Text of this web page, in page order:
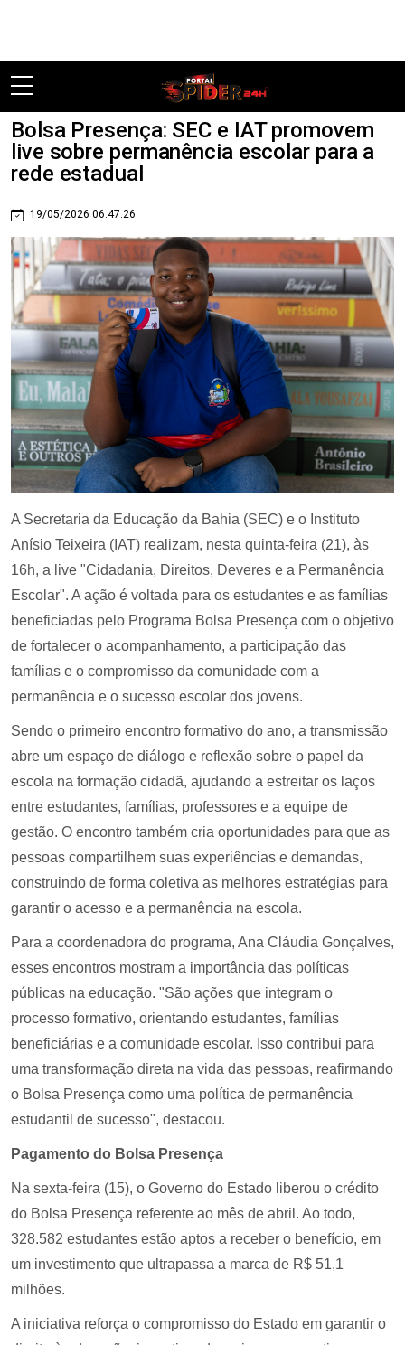
Bolsa Presença: SEC e IAT promovem
live sobre permanência escolar para a
rede estadual
19/05/2026 06:47:26
A Secretaria da Educação da Bahia (SEC) e o Instituto
Anísio Teixeira (IAT) realizam, nesta quinta-feira (21), às
16h, a live "Cidadania, Direitos, Deveres e a Permanência
Escolar". A ação é voltada para os estudantes e as famílias
beneficiadas pelo Programa Bolsa Presença com o objetivo
de fortalecer o acompanhamento, a participação das
famílias e o compromisso da comunidade com a
permanência e o sucesso escolar dos jovens.
Sendo o primeiro encontro formativo do ano, a transmissão
abre um espaço de diálogo e reflexão sobre o papel da
escola na formação cidadã, ajudando a estreitar os laços
entre estudantes, famílias, professores e a equipe de
gestão. O encontro também cria oportunidades para que as
pessoas compartilhem suas experiências e demandas,
construindo de forma coletiva as melhores estratégias para
garantir o acesso e a permanência na escola.
Para a coordenadora do programa, Ana Cláudia Gonçalves,
esses encontros mostram a importância das políticas
públicas na educação. "São ações que integram o
processo formativo, orientando estudantes, famílias
beneficiárias e a comunidade escolar. Isso contribui para
uma transformação direta na vida das pessoas, reafirmando
o Bolsa Presença como uma política de permanência
estudantil de sucesso", destacou.
Pagamento do Bolsa Presença
Na sexta-feira (15), o Governo do Estado liberou o crédito
do Bolsa Presença referente ao mês de abril. Ao todo,
328.582 estudantes estão aptos a receber o benefício, em
um investimento que ultrapassa a marca de R$ 51,1
milhões.
A iniciativa reforça o compromisso do Estado em garantir o